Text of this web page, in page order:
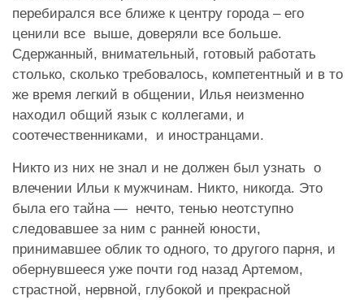
перебирался все ближе к центру города – его
ценили все выше, доверяли все больше.
Сдержанный, внимательный, готовый работать
столько, сколько требовалось, компетентный и в то
же время легкий в общении, Илья неизменно
находил общий язык с коллегами, и
соотечественниками, и иностранцами.
Никто из них не знал и не должен был узнать о
влечении Ильи к мужчинам. Никто, никогда. Это
была его тайна — нечто, тенью неотступно
следовавшее за ним с ранней юности,
принимавшее облик то одного, то другого парня, и
обернувшееся уже почти год назад Артемом,
страстной, нервной, глубокой и прекрасной